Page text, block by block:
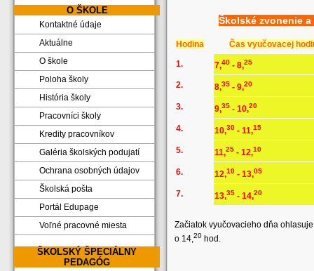
O ŠKOLE
Kontaktné údaje
Aktuálne
O škole
Poloha školy
História školy
Pracovníci školy
Kredity pracovníkov
Galéria školských podujatí
Ochrana osobných údajov
Školská pošta
Portál Edupage
Voľné pracovné miesta
ŠKOLSKÝ ŠPECIÁLNY
PEDAGÓG
Školské zvonenie
Hodina
Čas vyučovacej
1.
7,40 - 8,25
2. 8,35 - 9,20
3. 9,35 - 10,20
4. 10,30 - 11,15
5. 11,25 - 12,10
6. 12,10 - 13,05
7. 13,35 - 14,20
Začiatok vyučovacieho dňa
o 14,20 hod.